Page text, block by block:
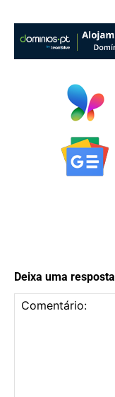
Deixa uma resposta